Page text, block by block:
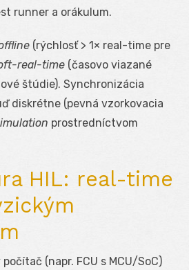
runner a orákulum.
(rýchlosť > 1× real-time pre
real-time (časovo viazané
štúdie). Synchronizácia
diskrétne (pevná vzorkovacia
prostredníctvom
HIL: real-time
(napr. FCU s MCU/SoC)